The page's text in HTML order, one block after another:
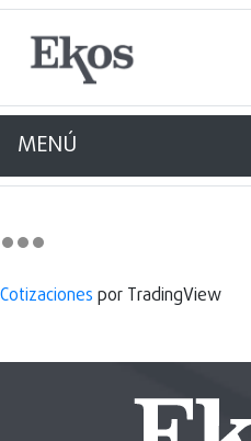
MENÚ
Cotizaciones por TradingView